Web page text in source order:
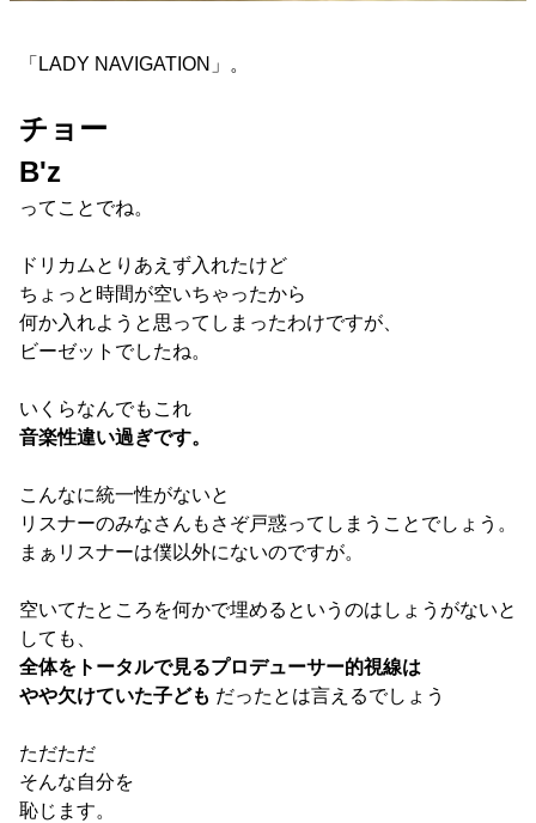
「LADY NAVIGATION」。
チョー
B'z
ってことでね。
ドリカムとりあえず入れたけど
ちょっと時間が空いちゃったから
何か入れようと思ってしまったわけですが、
ビーゼットでしたね。
いくらなんでもこれ
音楽性違い過ぎです。
こんなに統一性がないと
リスナーのみなさんもさぞ戸惑ってしまうことでしょう。
まぁリスナーは僕以外にないのですが。
空いてたところを何かで埋めるというのはしょうがないと
しても、
全体をトータルで見るプロデューサー的視線は
やや欠けていた子ども だったとは言えるでしょう
ただただ
そんな自分を
恥じます。